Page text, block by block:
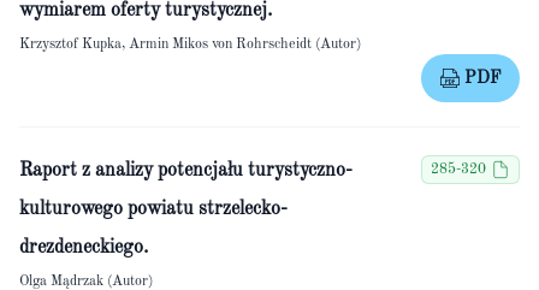
wymiarem oferty turystycznej.
Krzysztof Kupka, Armin Mikos von Rohrscheidt (Autor)
PDF
Raport z analizy potencjału turystyczno-
kulturowego powiatu strzelecko-
drezdeneckiego.
285-320
Olga Mądrzak (Autor)